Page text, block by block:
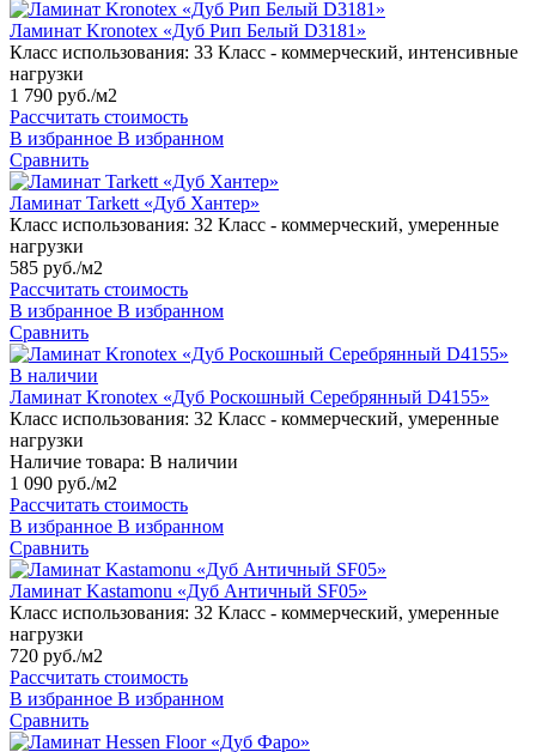
Ламинат Kronotex «Дуб Рип Белый D3181»
Класс использования: 33 Класс - коммерческий, интенсивные
нагрузки
1 790 руб./м2
Рассчитать стоимость
В избранное В избранном
Сравнить
Ламинат Tarkett «Дуб Хантер»
Класс использования: 32 Класс - коммерческий, умеренные
нагрузки
585 руб./м2
Рассчитать стоимость
В избранное В избранном
Сравнить
В наличии
Ламинат Kronotex «Дуб Роскошный Серебрянный D4155»
Класс использования: 32 Класс - коммерческий, умеренные
нагрузки
Наличие товара: В наличии
1 090 руб./м2
Рассчитать стоимость
В избранное В избранном
Сравнить
Ламинат Kastamonu «Дуб Античный SF05»
Класс использования: 32 Класс - коммерческий, умеренные
нагрузки
720 руб./м2
Рассчитать стоимость
В избранное В избранном
Сравнить